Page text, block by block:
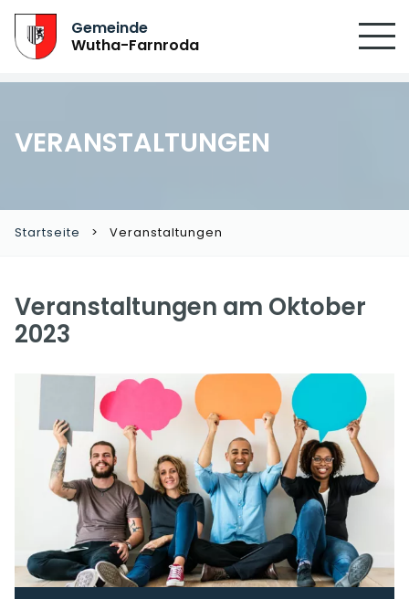
Gemeinde
Wutha-Farnroda
VERANSTALTUNGEN
Startseite Veranstaltungen
Veranstaltungen am Oktober
2023